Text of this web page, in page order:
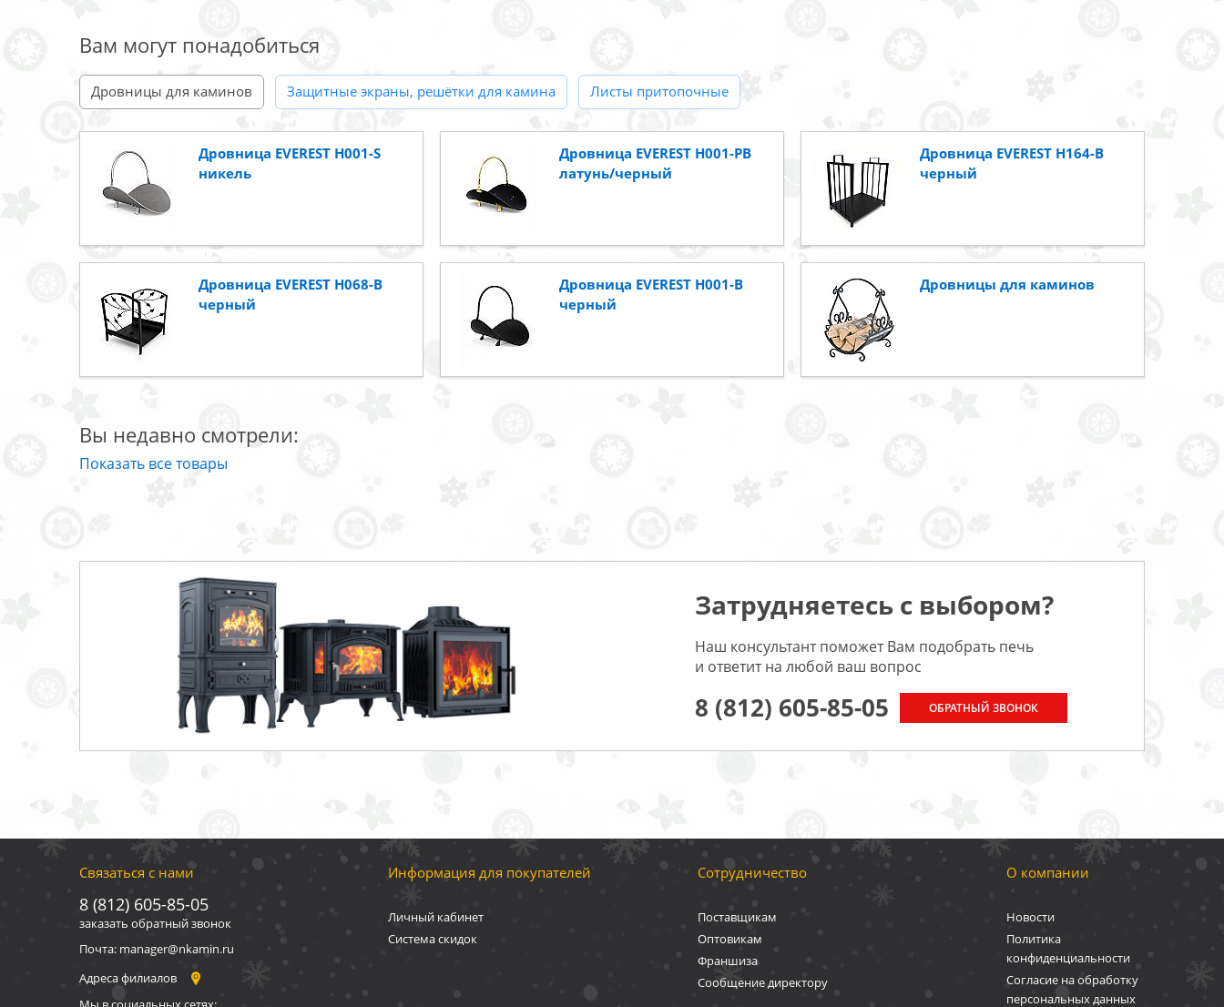
Вам могут понадобиться
Дровницы для каминов Защитные экраны, решётки для камина Листы притопочные
Дровница EVEREST Н001-S
никель
Дровница EVEREST Н001-PВ
латунь/черный
Дровница EVEREST H164-B
черный
Дровница EVEREST H068-B
черный
Дровница EVEREST Н001-В
черный
Дровницы для каминов
Вы недавно смотрели:
Показать все товары
Затрудняетесь с выбором?
Наш консультант поможет Вам подобрать печь
и ответит на любой ваш вопрос
8 (812) 605-85-05 ОБРАТНЫЙ ЗВОНОК
Связаться с нами
8 (812) 605-85-05
заказать обратный звонок
Почта: manager@nkamin.ru
Адреса филиалов
Информация для покупателей
Личный кабинет
Система скидок
Сотрудничество
Поставщикам
Оптовикам
Франшиза
Сообщение директору
О компании
Новости
Политика
конфиденциальности
Согласие на обработку
персональных данных